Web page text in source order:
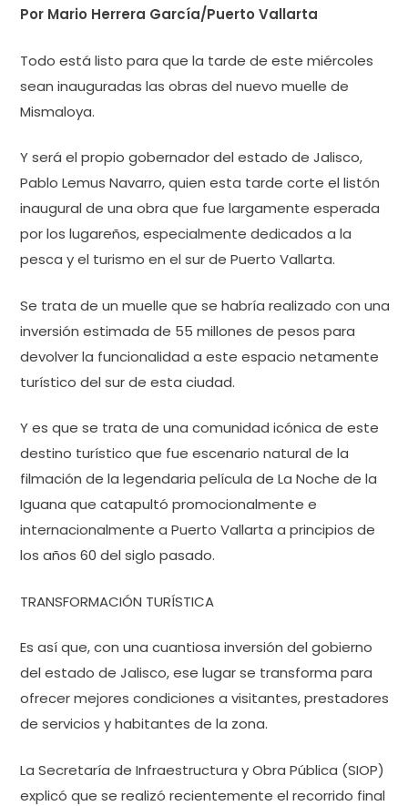
Por Mario Herrera García/Puerto Vallarta
Todo está listo para que la tarde de este miércoles
sean inauguradas las obras del nuevo muelle de
Mismaloya.
Y será el propio gobernador del estado de Jalisco,
Pablo Lemus Navarro, quien esta tarde corte el listón
inaugural de una obra que fue largamente esperada
por los lugareños, especialmente dedicados a la
pesca y el turismo en el sur de Puerto Vallarta.
Se trata de un muelle que se habría realizado con una
inversión estimada de 55 millones de pesos para
devolver la funcionalidad a este espacio netamente
turístico del sur de esta ciudad.
Y es que se trata de una comunidad icónica de este
destino turístico que fue escenario natural de la
filmación de la legendaria película de La Noche de la
Iguana que catapultó promocionalmente e
internacionalmente a Puerto Vallarta a principios de
los años 60 del siglo pasado.
TRANSFORMACIÓN TURÍSTICA
Es así que, con una cuantiosa inversión del gobierno
del estado de Jalisco, ese lugar se transforma para
ofrecer mejores condiciones a visitantes, prestadores
de servicios y habitantes de la zona.
La Secretaría de Infraestructura y Obra Pública (SIOP)
explicó que se realizó recientemente el recorrido final